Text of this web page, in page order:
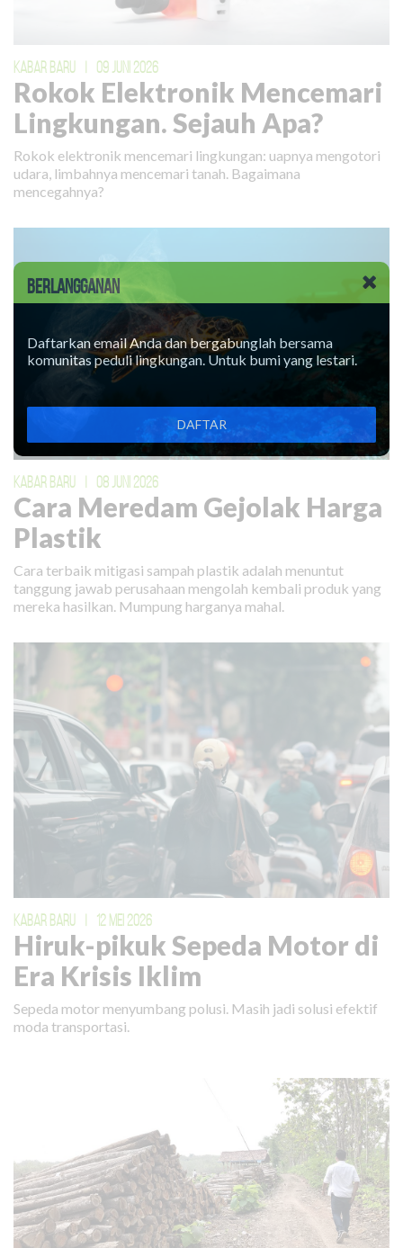
BERLANGGANAN
Daftarkan email Anda dan bergabunglah bersama
komunitas peduli lingkungan. Untuk bumi yang lestari.
DAFTAR
KABAR BARU 09 JUNI 2026
Rokok Elektronik Mencemari
Lingkungan. Sejauh Apa?
Rokok elektronik mencemari lingkungan: uapnya mengotori
udara, limbahnya mencemari tanah. Bagaimana
mencegahnya?
KABAR BARU 08 JUNI 2026
Cara Meredam Gejolak Harga
Plastik
Cara terbaik mitigasi sampah plastik adalah menuntut
tanggung jawab perusahaan mengolah kembali produk yang
mereka hasilkan. Mumpung harganya mahal.
KABAR BARU 12 MEI 2026
Hiruk-pikuk Sepeda Motor di
Era Krisis Iklim
Sepeda motor menyumbang polusi. Masih jadi solusi efektif
moda transportasi.